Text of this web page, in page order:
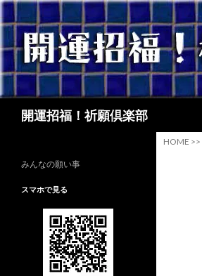
開運招福！祈願倶楽部
HOME >>
みんなの願い事
スマホで見る